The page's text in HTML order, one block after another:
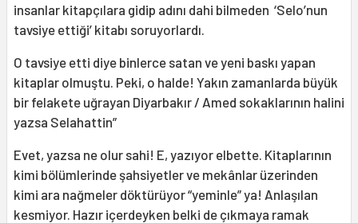
insanlar kitapçılara gidip adını dahi bilmeden ‘Selo’nun
tavsiye ettiği’ kitabı soruyorlardı.
O tavsiye etti diye binlerce satan ve yeni baskı yapan
kitaplar olmuştu. Peki, o halde! Yakın zamanlarda büyük
bir felakete uğrayan Diyarbakır / Amed sokaklarının halini
yazsa Selahattin”
Evet, yazsa ne olur sahi! E, yazıyor elbette. Kitaplarının
kimi bölümlerinde şahsiyetler ve mekânlar üzerinden
kimi ara nağmeler döktürüyor “yeminle” ya! Anlaşılan
kesmiyor. Hazır içerdeyken belki de çıkmaya ramak